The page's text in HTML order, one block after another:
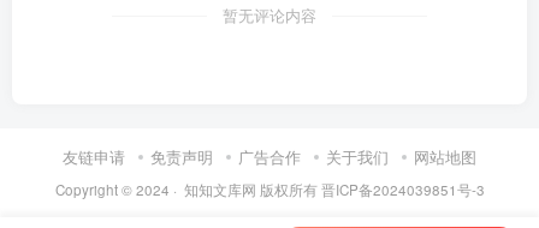
第6页 / 共67页
暂无评论内容
友链申请 免责声明 广告合作 关于我们 网站地图
Copyright © 2024 · 知知文库网 版权所有晋ICP备2024039851号-3